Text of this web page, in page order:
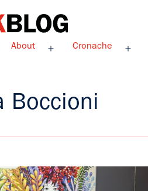
About
Apri
Cronache
Apri
Boccioni